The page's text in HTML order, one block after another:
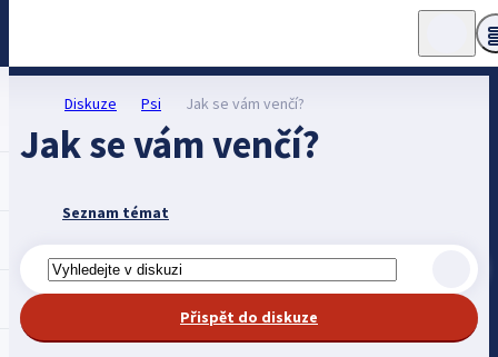
Diskuze Psi Jak se vám venčí?
Jak se vám venčí?
Seznam témat
Přispět do diskuze